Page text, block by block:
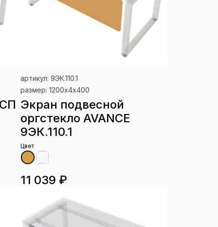
артикул: 9ЭК.110.1
размер: 1200х4х400
Экран подвесной
оргстекло AVANCE
9ЭК.110.1
Цвет
11 039 ₽